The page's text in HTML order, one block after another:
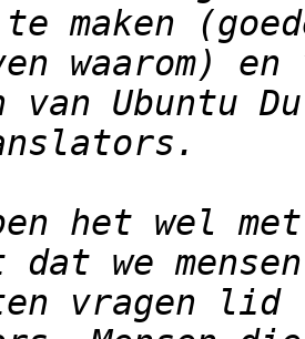
waarom)
het wel
vragen lid